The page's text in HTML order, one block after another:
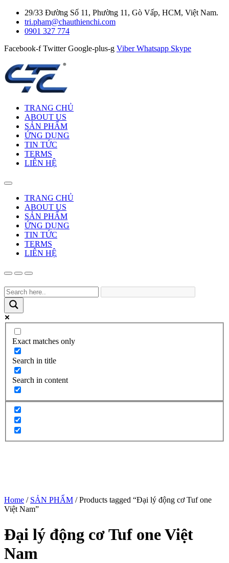
29/33 Đường Số 11, Phường 11, Gò Vấp, HCM, Việt Nam.
tri.pham@chauthienchi.com
0901 327 774
Facebook-f Twitter Google-plus-g Viber Whatsapp Skype
TRANG CHỦ
ABOUT US
SẢN PHẨM
ỨNG DỤNG
TIN TỨC
TERMS
LIÊN HỆ
TRANG CHỦ
ABOUT US
SẢN PHẨM
ỨNG DỤNG
TIN TỨC
TERMS
LIÊN HỆ
Exact matches only
Search in title
Search in content
Home / SẢN PHẨM / Products tagged “Đại lý động cơ Tuf one
Việt Nam”
Đại lý động cơ Tuf one Việt
Nam